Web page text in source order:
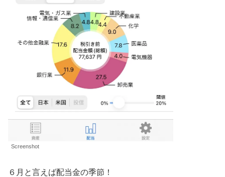
Screenshot
６月と言えば配当金の季節！